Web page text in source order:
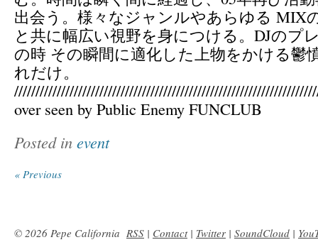
出会う。様々なジャンルやあらゆる MIX
と共に幅広い視野を身につける。DJのプ
の時 その瞬間に適化した上物をかける鬱
れだけ。
over seen by Public Enemy FUNCLUB
Posted in event
« Previous
© 2026 Pepe California RSS | Contact| Twitter | SoundCloud |